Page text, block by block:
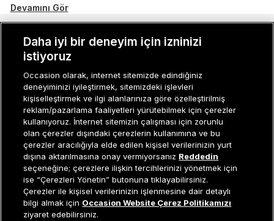
dışarıda vakit geçirirken rahat eder. Fermuarlı ve pratik
tasarımı sayesinde kolayca giyilip çıkarılabilen bu mont, suya
dayanıklı dış yüzeyiyle ani yağmurlara karşı da koruma sağlar.
Occasion’ın kaliteli ve dayanıklı mont koleksiyonunu
keşfedin, çocuğunuz her mevsimde şıklık ve sıcaklığı bir
arada yaşasın!
Farklı Mevsimlere Uygun Çocuk Ceket Modelleri
Çocuklar için ceket seçerken mevsim koşullarına uygun
modelleri tercih etmek, onların hem konforlu hem de sağlıklı
kalmasını sağlar. Her mevsimde farklı ihtiyaçlar ön plana
çıktığı için, doğru ceket seçimi büyük önem taşır. İşte
mevsime göre çocuk ceket modelleri:
İlkbahar İçin Hafif ve Nefes Alabilen Ceketler
İlkbahar aylarında havalar ısınmaya başlasa da ani sıcaklık
Devamını Gör
Müşteri İlişkileri 0 850 800 01 20
MÜŞTERI İLIŞKILERI
KURUMSAL
KADIN KATEGORILER
GRUP MARKALAR
ERKEK KATEGORILER
Daha iyi bir deneyim için izninizi
istiyoruz
Occasion olarak, internet sitemizde edindiğiniz
deneyiminizi iyileştirmek, sitemizdeki işlevleri
kişiselleştirmek ve ilgi alanlarınıza göre özelleştirilmiş
reklam/pazarlama faaliyetleri yürütebilmek için çerezler
kullanıyoruz. İnternet sitemizin çalışması için zorunlu
olan çerezler dışındaki çerezlerin kullanımına ve bu
çerezler aracılığıyla elde edilen kişisel verilerinizin yurt
dışına aktarılmasına onay vermiyorsanız Reddedin
seçeneğine; çerezlere ilişkin tercihlerinizi yönetmek için
ise “Çerezleri Yönetin” butonuna tıklayabilirsiniz.
Çerezler ile kişisel verilerinizin işlenmesine dair detaylı
bilgi almak için Occasion Website Çerez Politikamızı
ziyaret edebilirsiniz.